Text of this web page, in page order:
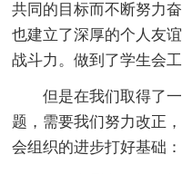
共同的目标而不断努力
也建立了深厚的个人友
战斗力。做到了学生会
但是在我们取得了
题，需要我们努力改正
会组织的进步打好基础：